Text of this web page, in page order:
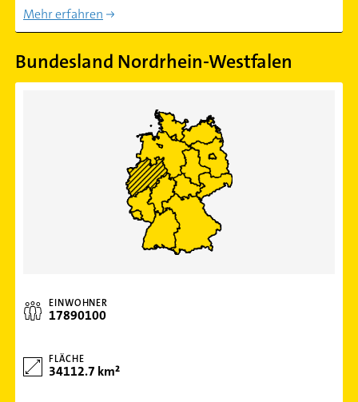
Mehr erfahren
Bundesland Nordrhein-Westfalen
EINWOHNER
17890100
FLÄCHE
34112.7 km²